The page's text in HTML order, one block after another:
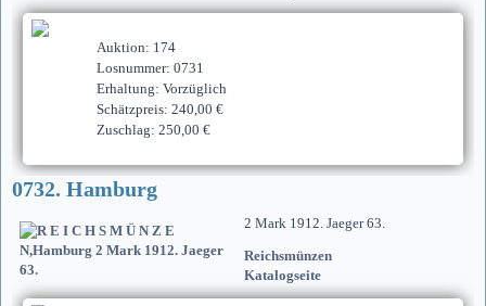
Auktion: 174
Losnummer: 0731
Erhaltung: Vorzüglich
Schätzpreis: 240,00 €
Zuschlag: 250,00 €
0732. Hamburg
2 Mark 1912. Jaeger 63.
Reichsmünzen
Katalogseite